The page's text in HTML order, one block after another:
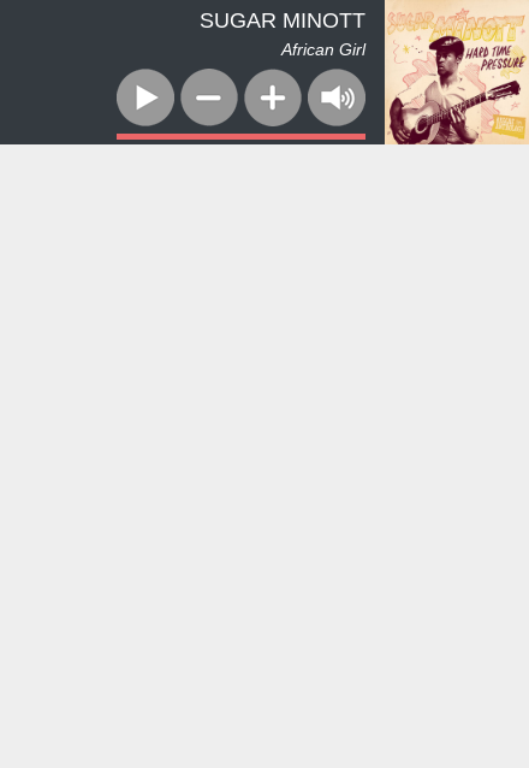
SUGAR MINOTT
African Girl